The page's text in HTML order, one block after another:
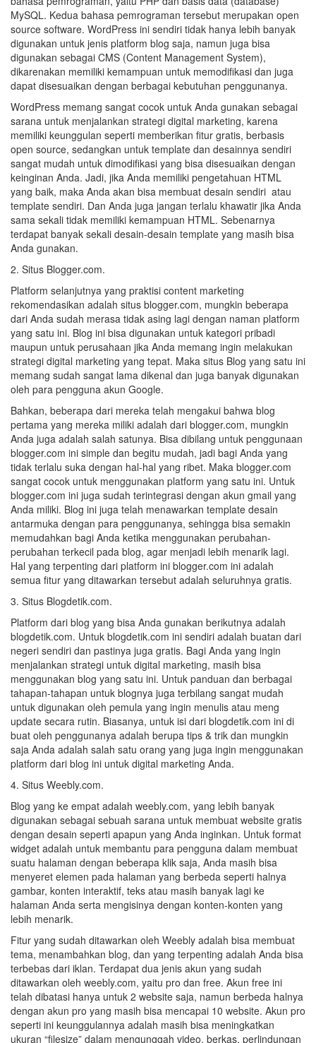
MySQL. Kedua bahasa pemrograman tersebut merupakan open
source software. WordPress ini sendiri tidak hanya lebih banyak
digunakan untuk jenis platform blog saja, namun juga bisa
digunakan sebagai CMS (Content Management System),
dikarenakan memiliki kemampuan untuk memodifikasi dan juga
dapat disesuaikan dengan berbagai kebutuhan penggunanya.
WordPress memang sangat cocok untuk Anda gunakan sebagai
sarana untuk menjalankan strategi digital marketing, karena
memiliki keunggulan seperti memberikan fitur gratis, berbasis
open source, sedangkan untuk template dan desainnya sendiri
sangat mudah untuk dimodifikasi yang bisa disesuaikan dengan
keinginan Anda. Jadi, jika Anda memiliki pengetahuan HTML
yang baik, maka Anda akan bisa membuat desain sendiri atau
template sendiri. Dan Anda juga jangan terlalu khawatir jika Anda
sama sekali tidak memiliki kemampuan HTML. Sebenarnya
terdapat banyak sekali desain-desain template yang masih bisa
Anda gunakan.
2. Situs Blogger.com.
Platform selanjutnya yang praktisi content marketing
rekomendasikan adalah situs blogger.com, mungkin beberapa
dari Anda sudah merasa tidak asing lagi dengan naman platform
yang satu ini. Blog ini bisa digunakan untuk kategori pribadi
maupun untuk perusahaan jika Anda memang ingin melakukan
strategi digital marketing yang tepat. Maka situs Blog yang satu ini
memang sudah sangat lama dikenal dan juga banyak digunakan
oleh para pengguna akun Google.
Bahkan, beberapa dari mereka telah mengakui bahwa blog
pertama yang mereka miliki adalah dari blogger.com, mungkin
Anda juga adalah salah satunya. Bisa dibilang untuk penggunaan
blogger.com ini simple dan begitu mudah, jadi bagi Anda yang
tidak terlalu suka dengan hal-hal yang ribet. Maka blogger.com
sangat cocok untuk menggunakan platform yang satu ini. Untuk
blogger.com ini juga sudah terintegrasi dengan akun gmail yang
Anda miliki. Blog ini juga telah menawarkan template desain
antarmuka dengan para penggunanya, sehingga bisa semakin
memudahkan bagi Anda ketika menggunakan perubahan-
perubahan terkecil pada blog, agar menjadi lebih menarik lagi.
Hal yang terpenting dari platform ini blogger.com ini adalah
semua fitur yang ditawarkan tersebut adalah seluruhnya gratis.
3. Situs Blogdetik.com.
Platform dari blog yang bisa Anda gunakan berikutnya adalah
blogdetik.com. Untuk blogdetik.com ini sendiri adalah buatan dari
negeri sendiri dan pastinya juga gratis. Bagi Anda yang ingin
menjalankan strategi untuk digital marketing, masih bisa
menggunakan blog yang satu ini. Untuk panduan dan berbagai
tahapan-tahapan untuk blognya juga terbilang sangat mudah
untuk digunakan oleh pemula yang ingin menulis atau meng
update secara rutin. Biasanya, untuk isi dari blogdetik.com ini di
buat oleh penggunanya adalah berupa tips & trik dan mungkin
saja Anda adalah salah satu orang yang juga ingin menggunakan
platform dari blog ini untuk digital marketing Anda.
4. Situs Weebly.com.
Blog yang ke empat adalah weebly.com, yang lebih banyak
digunakan sebagai sebuah sarana untuk membuat website gratis
dengan desain seperti apapun yang Anda inginkan. Untuk format
widget adalah untuk membantu para pengguna dalam membuat
suatu halaman dengan beberapa klik saja, Anda masih bisa
menyeret elemen pada halaman yang berbeda seperti halnya
gambar, konten interaktif, teks atau masih banyak lagi ke
halaman Anda serta mengisinya dengan konten-konten yang
lebih menarik.
Fitur yang sudah ditawarkan oleh Weebly adalah bisa membuat
tema, menambahkan blog, dan yang terpenting adalah Anda bisa
terbebas dari iklan. Terdapat dua jenis akun yang sudah
ditawarkan oleh weebly.com, yaitu pro dan free. Akun free ini
telah dibatasi hanya untuk 2 website saja, namun berbeda halnya
dengan akun pro yang masih bisa mencapai 10 website. Akun pro
seperti ini keunggulannya adalah masih bisa meningkatkan
ukuran “filesize” dalam mengunggah video, berkas, perlindungan